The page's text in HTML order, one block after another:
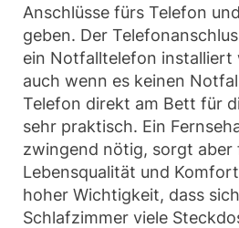
Anschlüsse fürs Telefon
geben. Der
ein Notfalltelefon installiert
auch wenn es keinen
Telefon direkt am Bett für
sehr praktisch. Ein
zwingend nötig, sorgt aber
Lebensqualität und
hoher Wichtigkeit, dass
Schlafzimmer viele